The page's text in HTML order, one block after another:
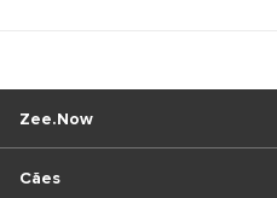
Cães
Zee.Now